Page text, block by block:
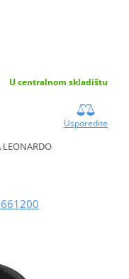
U centralnom skladištu
Usporedite
LEONARDO